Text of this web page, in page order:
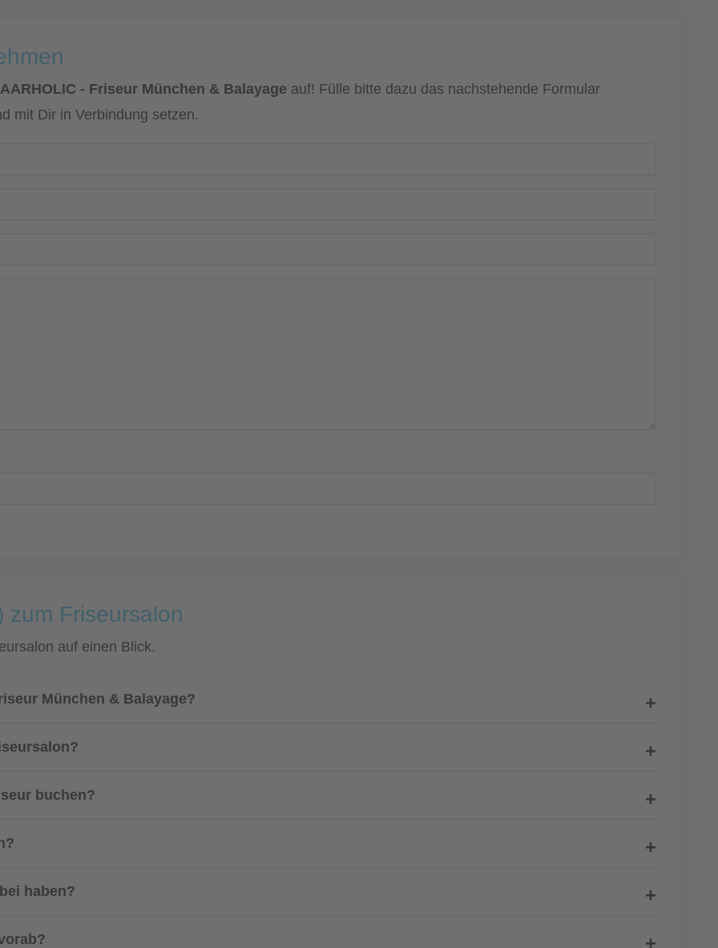
- Friseur München & Balayage auf! Fülle bitte dazu das nachstehende Formular
mit Dir in Verbindung setzen.
zum Friseursalon
auf einen Blick.
München & Balayage?
buchen?
haben?